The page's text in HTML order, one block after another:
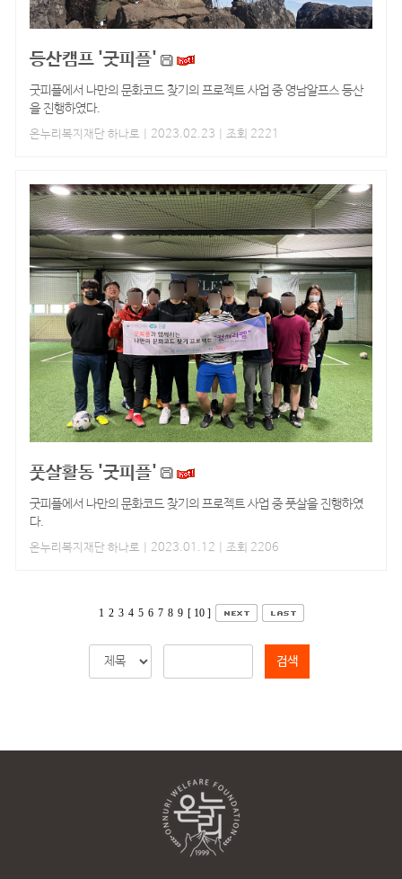
등산캠프 '굿피플'
굿피플에서 나만의 문화코드 찾기의 프로젝트 사업 중 영남알프스 등산
을 진행하였다.
온누리복지재단 하나로 | 2023.02.23 | 조회 2221
풋살활동 '굿피플'
굿피플에서 나만의 문화코드 찾기의 프로젝트 사업 중 풋살을 진행하였
다.
온누리복지재단 하나로 | 2023.01.12 | 조회 2206
1 2 3 4 5 6 7 8 9 [ 10 ]
검색